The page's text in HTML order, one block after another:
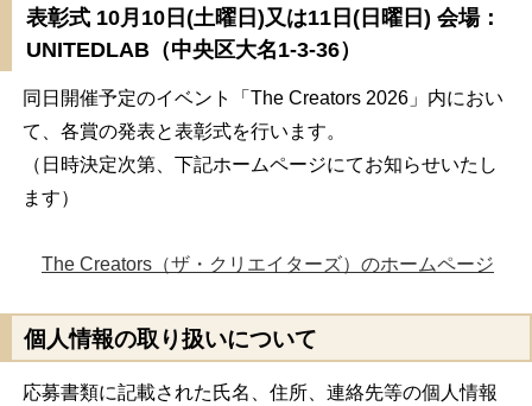
表彰式 10月10日(土曜日)又は11日(日曜日) 会場：
UNITEDLAB（中央区大名1-3-36）
同日開催予定のイベント「The Creators 2026」内におい
て、各賞の発表と表彰式を行います。
（日時決定次第、下記ホームページにてお知らせいたし
ます）
The Creators（ザ・クリエイターズ）のホームページ
個人情報の取り扱いについて
応募書類に記載された氏名、住所、連絡先等の個人情報